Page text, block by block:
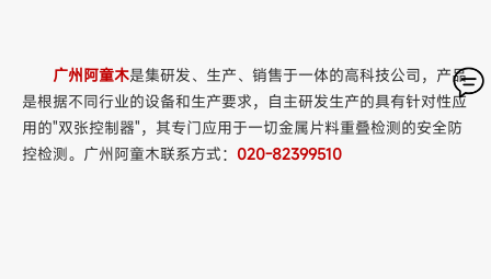
广州阿童木是集研发、生产、销售于一体的高科技公司，产品
是根据不同行业的设备和生产要求，自主研发生产的具有针对性应
用的"双张控制器"，其专门应用于一切金属片料重叠检测的安全防
控检测。广州阿童木联系方式： 020-82399510